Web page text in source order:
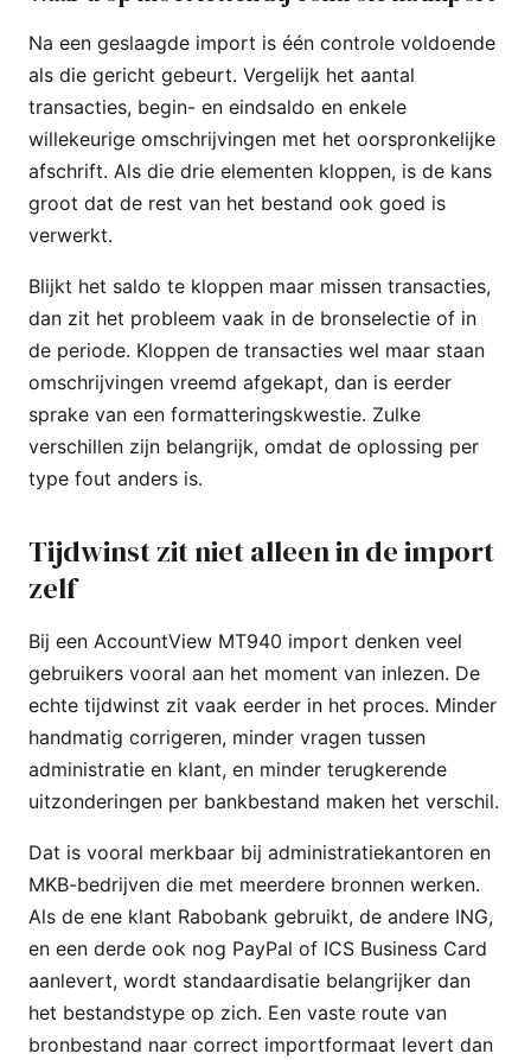
Na een geslaagde import is één controle voldoende
als die gericht gebeurt. Vergelijk het aantal
transacties, begin- en eindsaldo en enkele
willekeurige omschrijvingen met het oorspronkelijke
afschrift. Als die drie elementen kloppen, is de kans
groot dat de rest van het bestand ook goed is
verwerkt.
Blijkt het saldo te kloppen maar missen transacties,
dan zit het probleem vaak in de bronselectie of in
de periode. Kloppen de transacties wel maar staan
omschrijvingen vreemd afgekapt, dan is eerder
sprake van een formatteringskwestie. Zulke
verschillen zijn belangrijk, omdat de oplossing per
type fout anders is.
Tijdwinst zit niet alleen in de import
zelf
Bij een AccountView MT940 import denken veel
gebruikers vooral aan het moment van inlezen. De
echte tijdwinst zit vaak eerder in het proces. Minder
handmatig corrigeren, minder vragen tussen
administratie en klant, en minder terugkerende
uitzonderingen per bankbestand maken het verschil.
Dat is vooral merkbaar bij administratiekantoren en
MKB-bedrijven die met meerdere bronnen werken.
Als de ene klant Rabobank gebruikt, de andere ING,
en een derde ook nog PayPal of ICS Business Card
aanlevert, wordt standaardisatie belangrijker dan
het bestandstype op zich. Een vaste route van
bronbestand naar correct importformaat levert dan